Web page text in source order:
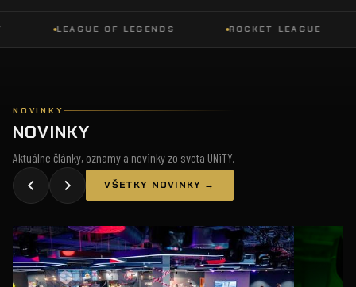
LEAGUE OF LEGENDS ROCKET LEAGUE
NOVINKY
NOVINKY
Aktuálne články, oznamy a novinky zo sveta UNiTY.
VŠETKY NOVINKY →